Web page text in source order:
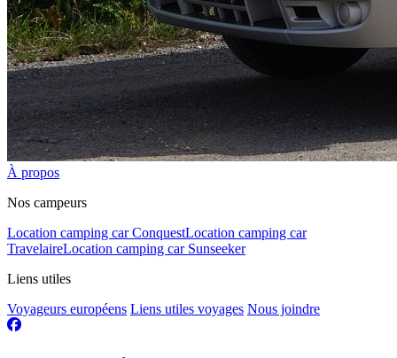
À propos
Nos campeurs
Location camping car ConquestLocation camping car
TravelaireLocation camping car Sunseeker
Liens utiles
Voyageurs européens Liens utiles voyages Nous joindre